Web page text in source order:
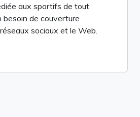
aux sportifs de tout
besoin de couverture
sociaux et le Web.